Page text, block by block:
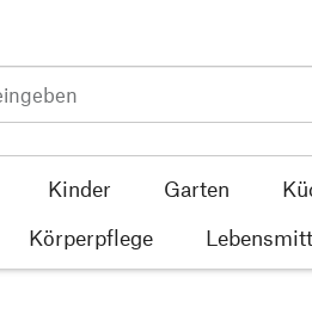
Kinder Garten
Körperpflege